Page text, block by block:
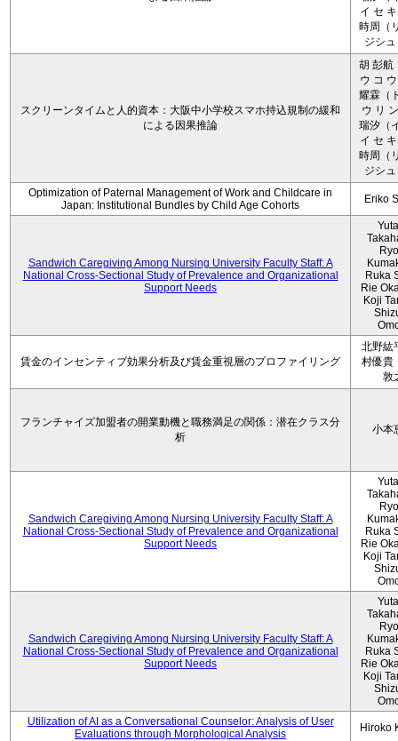
イ セ
時周（
ジシ
スクリーンタイムと人的資本：大阪中小学校スマホ持込規制の緩和
による因果推論
胡 彭航
ウ コ
耀霖（
ウ リ
瑞汐（
イ セ
時周（
ジシ
Optimization of Paternal Management of Work and Childcare in
Japan: Institutional Bundles by Child Age Cohorts
Eriko
Sandwich Caregiving Among Nursing University Faculty Staff: A
National Cross-Sectional Study of Prevalence and Organizational
Support Needs
Ruka
Rie
Koji
賃金のインセンティブ効果分析及び賃金重視層のプロファイリング
北野紘
村優貴
敦
フランチャイズ加盟者の開業動機と職務満足の関係：潜在クラス分
析
小本
Sandwich Caregiving Among Nursing University Faculty Staff: A
National Cross-Sectional Study of Prevalence and Organizational
Support Needs
Ruka
Rie
Koji
Sandwich Caregiving Among Nursing University Faculty Staff: A
National Cross-Sectional Study of Prevalence and Organizational
Support Needs
Ruka
Rie
Koji
Utilization of AI as a Conversational Counselor: Analysis of User
Evaluations through Morphological Analysis
Hiroko